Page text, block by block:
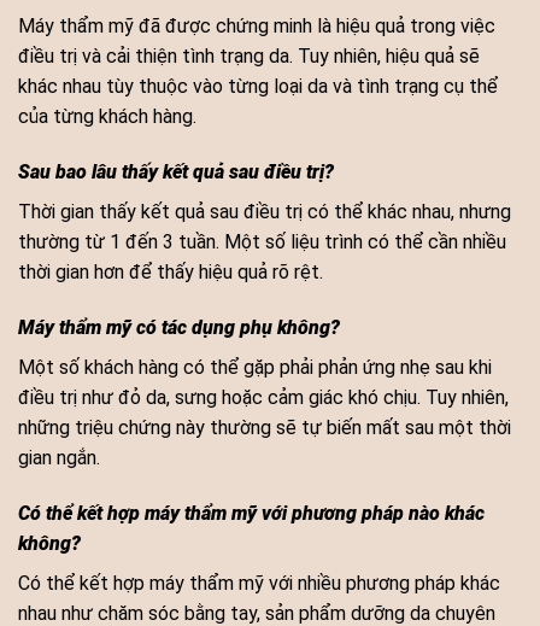
Máy thẩm mỹ đã được chứng minh là hiệu quả trong việc
điều trị và cải thiện tình trạng da. Tuy nhiên, hiệu quả sẽ
khác nhau tùy thuộc vào từng loại da và tình trạng cụ thể
của từng khách hàng.
Sau bao lâu thấy kết quả sau điều trị?
Thời gian thấy kết quả sau điều trị có thể khác nhau, nhưng
thường từ 1 đến 3 tuần. Một số liệu trình có thể cần nhiều
thời gian hơn để thấy hiệu quả rõ rệt.
Máy thẩm mỹ có tác dụng phụ không?
Một số khách hàng có thể gặp phải phản ứng nhẹ sau khi
điều trị như đỏ da, sưng hoặc cảm giác khó chịu. Tuy nhiên,
những triệu chứng này thường sẽ tự biến mất sau một thời
gian ngắn.
Có thể kết hợp máy thẩm mỹ với phương pháp nào khác
không?
Có thể kết hợp máy thẩm mỹ với nhiều phương pháp khác
nhau như chăm sóc bằng tay, sản phẩm dưỡng da chuyên